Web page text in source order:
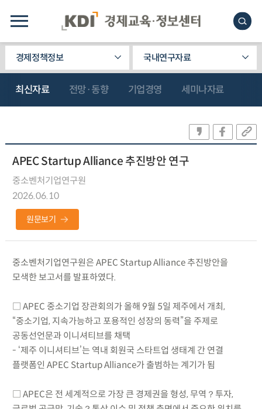
경제정책정보 국내연구자료
최신자료 전망·동향 기업경영 세미나자료
APEC Startup Alliance 추진방안 연구
중소벤처기업연구원
2026.06.10
원문보기
중소벤처기업연구원은 APEC Startup Alliance 추진방안을
모색한 보고서를 발표하였다.
□ APEC 중소기업 장관회의가 올해 9월 5일 제주에서 개최,
“중소기업, 지속가능하고 포용적인 성장의 동력”을 주제로
공동선언문과 이니셔티브를 채택
- ‘제주 이니셔티브’는 역내 회원국 스타트업 생태계 간 연결
플랫폼인 APEC Startup Alliance가 출범하는 계기가 됨
□ APEC은 전 세계적으로 가장 큰 경제권을 형성, 무역？투자,